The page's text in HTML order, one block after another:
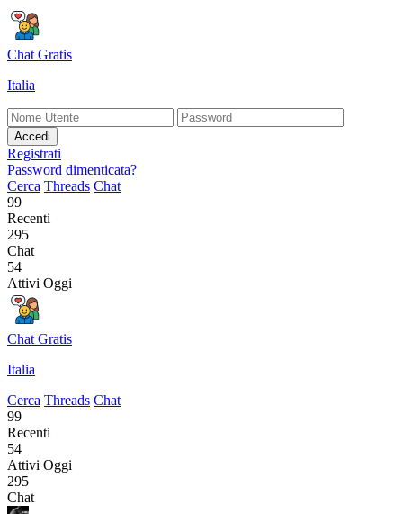
Chat Gratis
Italia
Accedi
Registrati
Password dimenticata?
Cerca Threads Chat
99
Recenti
295
Chat
54
Attivi Oggi
Chat Gratis
Italia
Cerca Threads Chat
99
Recenti
54
Attivi Oggi
295
Chat